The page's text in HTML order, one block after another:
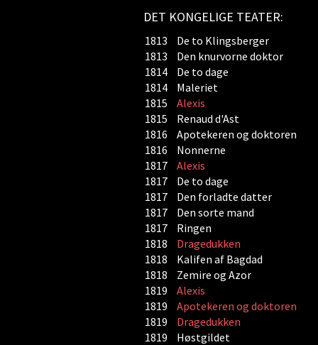
DET KONGELIGE TEATER:
1813 De to Klingsberger
1813
Den knurvorne doktor
1814
De to dage
1814
Maleriet
1815
Alexis
1815
Renaud d'Ast
1816
Apotekeren og doktoren
1816
Nonnerne
1817
Alexis
1817
De to dage
1817
Den forladte datter
1817
Den sorte mand
1817
Ringen
1818
Dragedukken
1818
Kalifen af Bagdad
1818
Zemire og Azor
1819
Alexis
1819
Apotekeren og doktoren
1819
Dragedukken
1819
Høstgildet